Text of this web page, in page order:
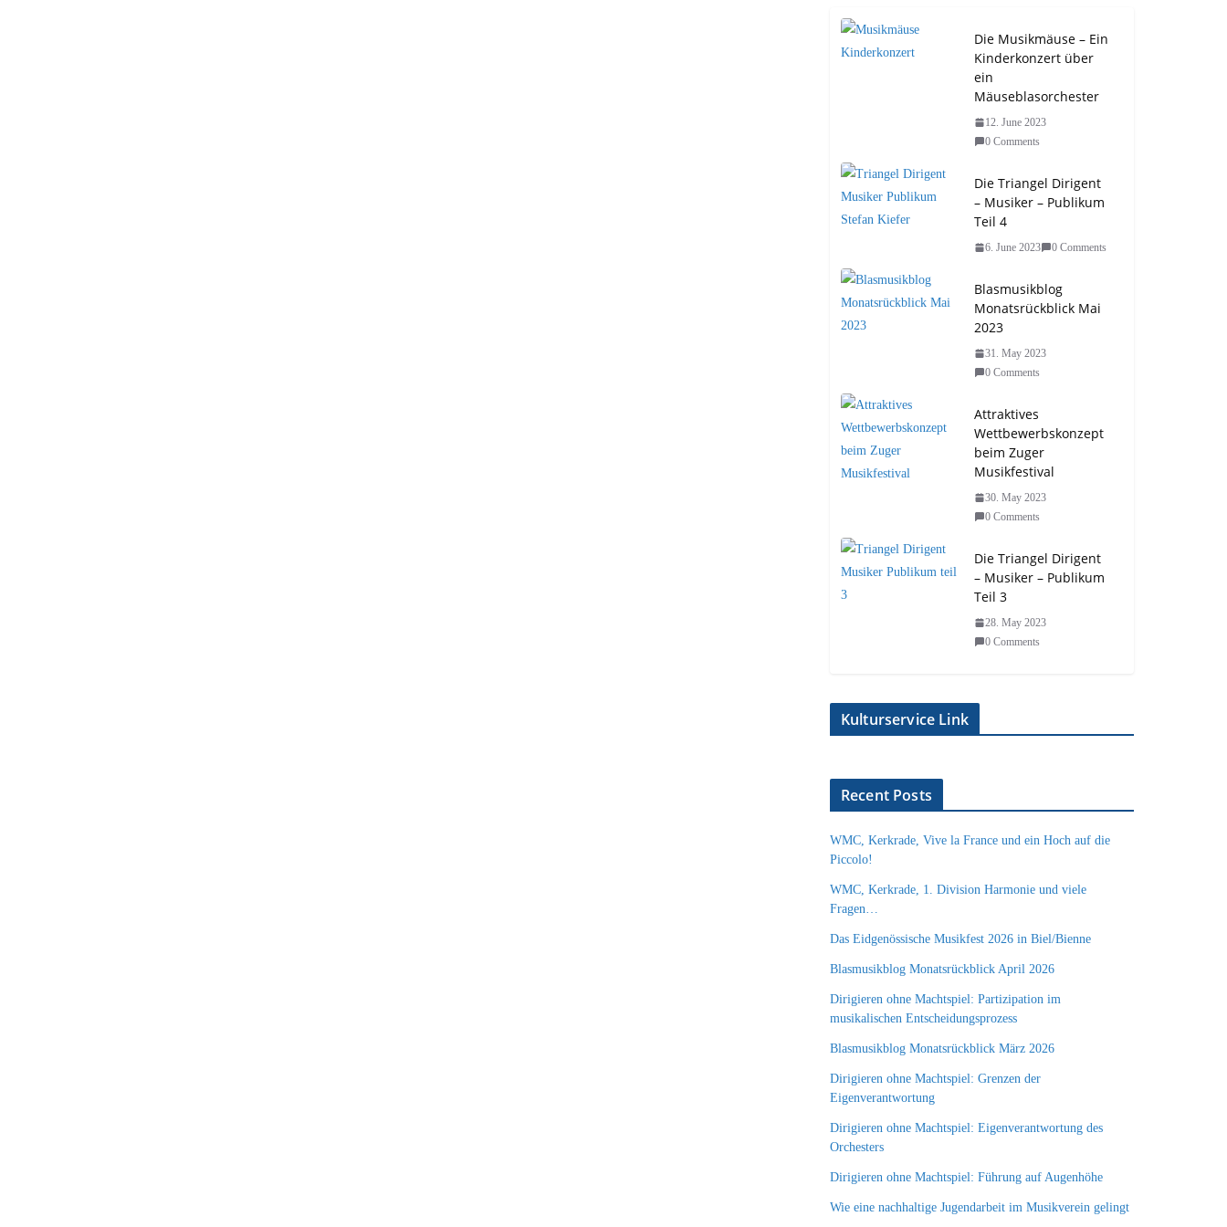
Die Musikmäuse – Ein
Kinderkonzert über
ein
Mäuseblasorchester
12. June 2023
0 Comments
Die Triangel Dirigent
– Musiker – Publikum
Teil 4
6. June 2023 0 Comments
Blasmusikblog
Monatsrückblick Mai
2023
31. May 2023
0 Comments
Attraktives
Wettbewerbskonzept
beim Zuger
Musikfestival
30. May 2023
0 Comments
Die Triangel Dirigent
– Musiker – Publikum
Teil 3
28. May 2023
0 Comments
Kulturservice Link
Recent Posts
WMC, Kerkrade, Vive la France und ein Hoch auf die
Piccolo!
WMC, Kerkrade, 1. Division Harmonie und viele
Fragen…
Das Eidgenössische Musikfest 2026 in Biel/Bienne
Blasmusikblog Monatsrückblick April 2026
Dirigieren ohne Machtspiel: Partizipation im
musikalischen Entscheidungsprozess
Blasmusikblog Monatsrückblick März 2026
Dirigieren ohne Machtspiel: Grenzen der
Eigenverantwortung
Dirigieren ohne Machtspiel: Eigenverantwortung des
Orchesters
Dirigieren ohne Machtspiel: Führung auf Augenhöhe
Wie eine nachhaltige Jugendarbeit im Musikverein gelingt